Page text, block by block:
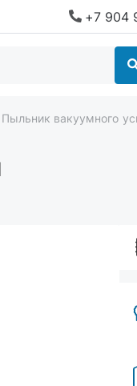
+7 904
Пыльник вакуумного